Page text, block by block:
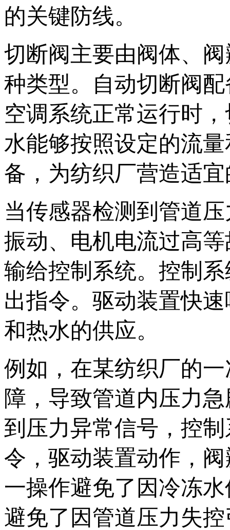
的关键防线。
切断阀主要由阀体、
种类型。自动切断阀
空调系统正常运行时
水能够按照设定的流
备，为纺织厂营造适
当传感器检测到管道
振动、电机电流过高
输给控制系统。控制
出指令。驱动装置快
和热水的供应。
例如，在某纺织厂的
障，导致管道内压力
到压力异常信号，控
令，驱动装置动作，
一操作避免了因冷冻
避免了因管道压力失